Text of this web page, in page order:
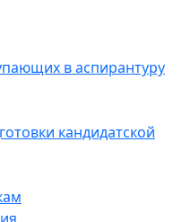
в аспирантуру
кандидатской